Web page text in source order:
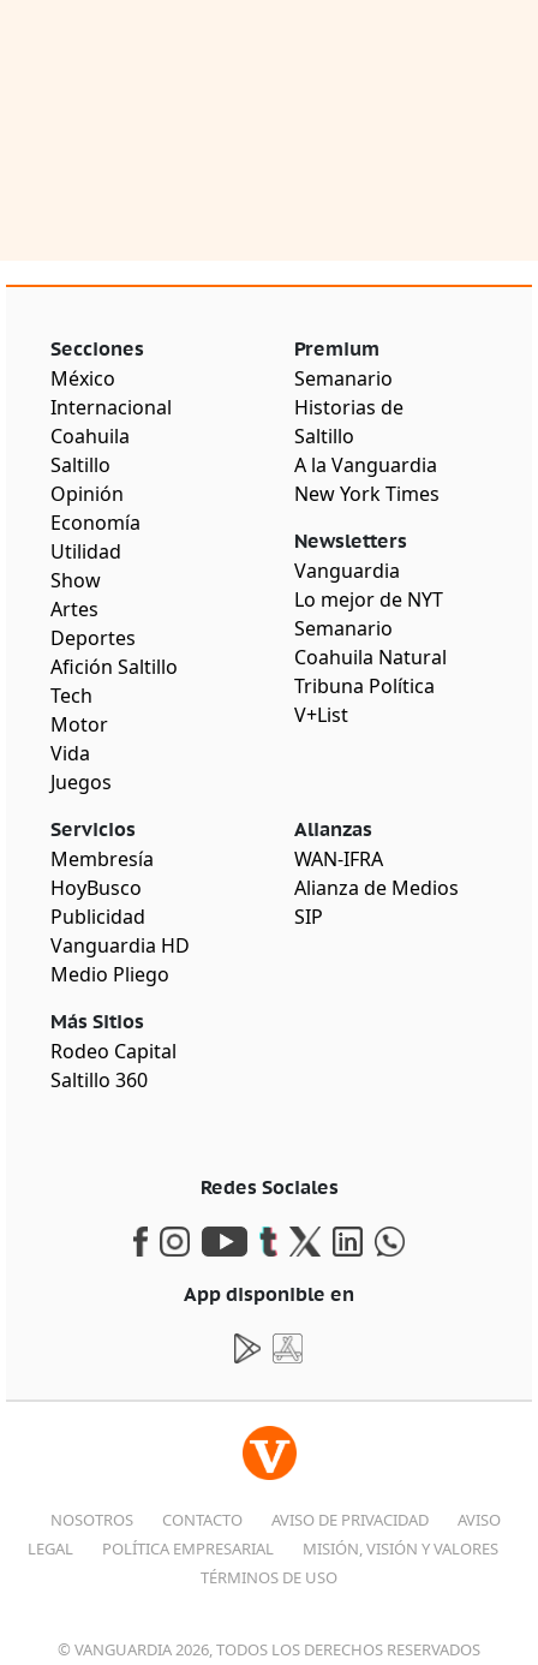
Secciones
México
Internacional
Coahuila
Saltillo
Opinión
Economía
Utilidad
Show
Artes
Deportes
Afición Saltillo
Tech
Motor
Vida
Juegos
Premium
Semanario
Historias de
Saltillo
A la Vanguardia
New York Times
Newsletters
Vanguardia
Lo mejor de NYT
Semanario
Coahuila Natural
Tribuna Política
V+List
Servicios
Membresía
HoyBusco
Publicidad
Vanguardia HD
Medio Pliego
Más Sitios
Rodeo Capital
Saltillo 360
Alianzas
WAN-IFRA
Alianza de Medios
SIP
Redes Sociales
App disponible en
NOSOTROS CONTACTO AVISO DE PRIVACIDAD
AVISO
LEGAL
POLÍTICA EMPRESARIAL
MISIÓN, VISIÓN Y VALORES
TÉRMINOS DE USO
© VANGUARDIA 2026, TODOS LOS DERECHOS RESERVADOS